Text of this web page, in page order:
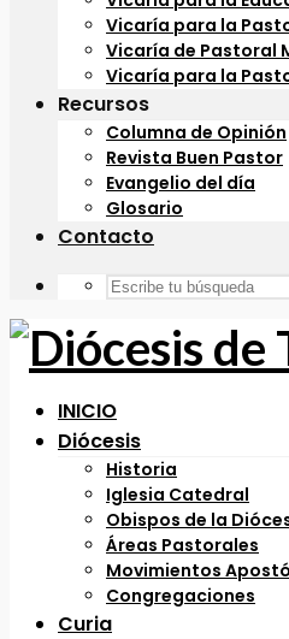
Vicaría para la
Vicaría de Pastoral
Vicaría para la
Recursos
Columna de Opinión
Revista Buen Pastor
Evangelio del día
Glosario
Contacto
INICIO
Diócesis
Historia
Iglesia Catedral
Obispos de la
Áreas Pastorales
Movimientos
Congregaciones
Curia